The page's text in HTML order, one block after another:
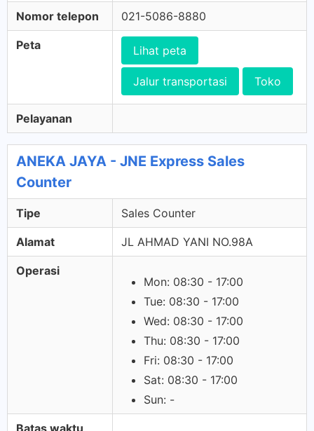
Nomor telepon 021-5086-8880
Peta Lihat peta
Jalur transportasi Toko
Pelayanan
ANEKA JAYA - JNE Express Sales
Counter
Tipe Sales Counter
Alamat JL AHMAD YANI NO.98A
Operasi
Mon: 08:30 - 17:00
Tue: 08:30 - 17:00
Wed: 08:30 - 17:00
Thu: 08:30 - 17:00
Fri: 08:30 - 17:00
Sat: 08:30 - 17:00
Sun: -
Batas waktu